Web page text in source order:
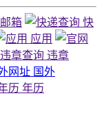
邮箱
快
应用
违章
国外
年历